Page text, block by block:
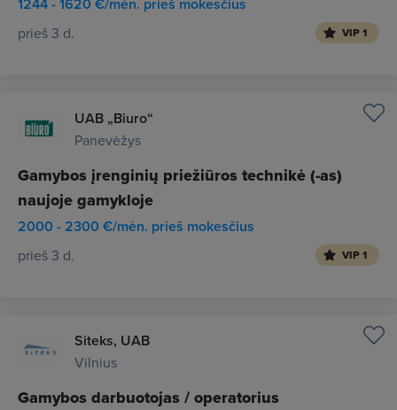
prieš 3 d. VIP 1
UAB „Biuro“
Panevėžys
Gamybos įrenginių priežiūros technikė (-as)
naujoje gamykloje
2000 - 2300 €/mėn. prieš mokesčius
prieš 3 d. VIP 1
Siteks, UAB
Vilnius
Gamybos darbuotojas / operatorius